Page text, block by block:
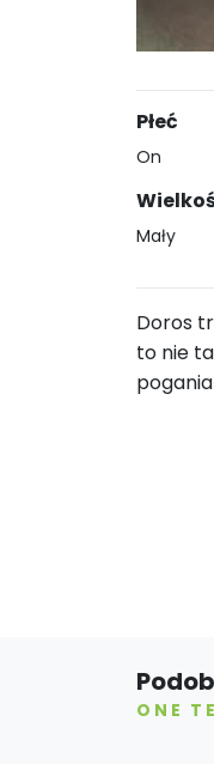
Płeć
On
Mały
Doros
to nie
ONE